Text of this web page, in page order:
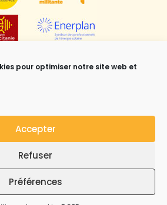
pour optimiser notre site web et
Accepter
Refuser
Préférences
all rights reserved.